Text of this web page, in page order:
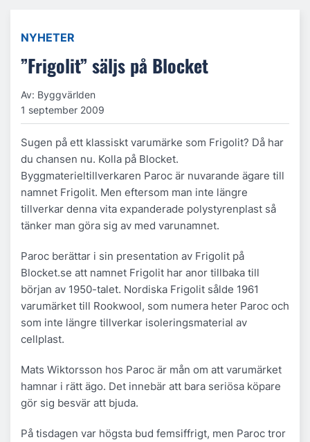
NYHETER
”Frigolit” säljs på Blocket
Av: Byggvärlden
1 september 2009
Sugen på ett klassiskt varumärke som Frigolit? Då har
du chansen nu. Kolla på Blocket.
Byggmaterieltillverkaren Paroc är nuvarande ägare till
namnet Frigolit. Men eftersom man inte längre
tillverkar denna vita expanderade polystyrenplast så
tänker man göra sig av med varunamnet.
Paroc berättar i sin presentation av Frigolit på
Blocket.se att namnet Frigolit har anor tillbaka till
början av 1950-talet. Nordiska Frigolit sålde 1961
varumärket till Rookwool, som numera heter Paroc och
som inte längre tillverkar isoleringsmaterial av
cellplast.
Mats Wiktorsson hos Paroc är mån om att varumärket
hamnar i rätt ägo. Det innebär att bara seriösa köpare
gör sig besvär att bjuda.
På tisdagen var högsta bud femsiffrigt, men Paroc tror